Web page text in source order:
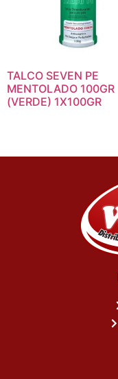
TALCO SEVEN PE
MENTOLADO 100GR
(VERDE) 1X100GR